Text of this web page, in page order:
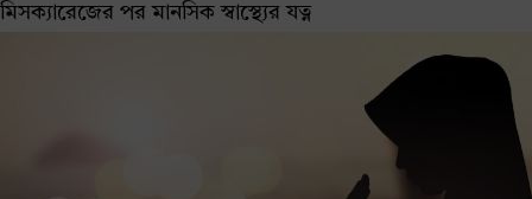
মিসক্যারেজের পর মানসিক স্বাস্থ্যের যত্ন